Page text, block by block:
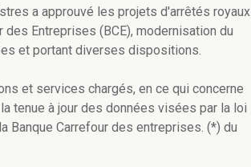
a approuvé les projets d'arrêtés royaux
Entreprises (BCE), modernisation du
et portant diverses dispositions.
et services chargés, en ce qui concerne
tenue à jour des données visées par la loi
Banque Carrefour des entreprises. (*) du